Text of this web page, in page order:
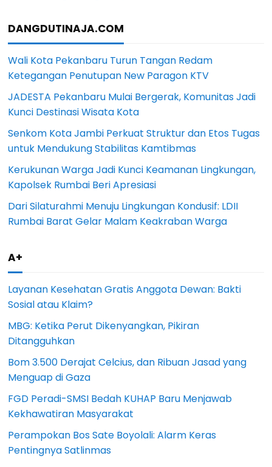
DANGDUTINAJA.COM
Wali Kota Pekanbaru Turun Tangan Redam
Ketegangan Penutupan New Paragon KTV
JADESTA Pekanbaru Mulai Bergerak, Komunitas Jadi
Kunci Destinasi Wisata Kota
Senkom Kota Jambi Perkuat Struktur dan Etos Tugas
untuk Mendukung Stabilitas Kamtibmas
Kerukunan Warga Jadi Kunci Keamanan Lingkungan,
Kapolsek Rumbai Beri Apresiasi
Dari Silaturahmi Menuju Lingkungan Kondusif: LDII
Rumbai Barat Gelar Malam Keakraban Warga
A+
Layanan Kesehatan Gratis Anggota Dewan: Bakti
Sosial atau Klaim?
MBG: Ketika Perut Dikenyangkan, Pikiran
Ditangguhkan
Bom 3.500 Derajat Celcius, dan Ribuan Jasad yang
Menguap di Gaza
FGD Peradi-SMSI Bedah KUHAP Baru Menjawab
Kekhawatiran Masyarakat
Perampokan Bos Sate Boyolali: Alarm Keras
Pentingnya Satlinmas